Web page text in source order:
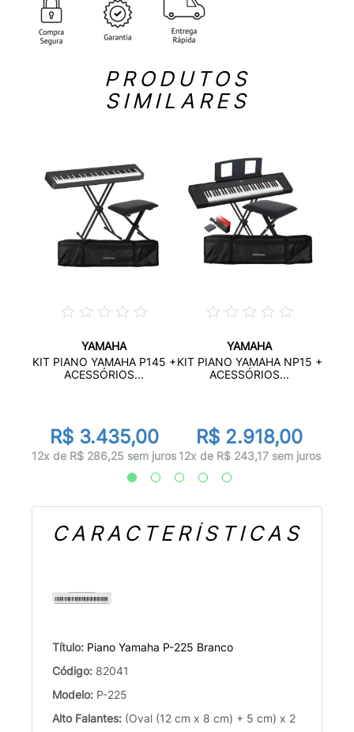
PRODUTOS
SIMILARES
YAMAHA
KIT PIANO YAMAHA P145 +
ACESSÓRIOS...
R$ 3.435,00
12x de R$ 286,25 sem juros
YAMAHA
KIT PIANO YAMAHA NP15 +
ACESSÓRIOS...
R$ 2.918,00
12x de R$ 243,17 sem juros
CARACTERÍSTICAS
Título: Piano Yamaha P-225 Branco
Código: 82041
Modelo: P-225
Alto Falantes: (Oval (12 cm x 8 cm) + 5 cm) x 2